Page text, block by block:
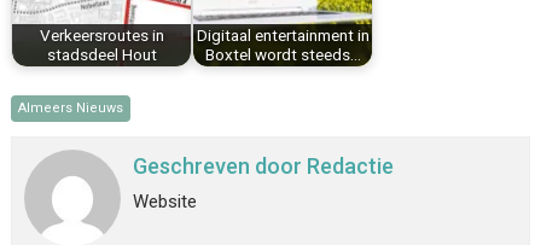
Verkeersroutes in
stadsdeel Hout
Digitaal entertainment in
Boxtel wordt steeds…
Almeers Nieuws
Geschreven door Redactie
Website